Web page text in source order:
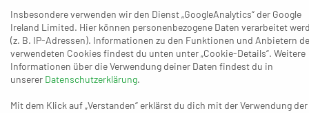
vor allem mit der erneut deutlich reduzierten Personalauswahl
zu tun hatte: „Trotzdem kämpfen wir aufopferungsvoll und
verlieren am Ende denkbar knapp beim Tabellendritten.
Sicherlich freue ich mich über die Steigerung im Vergleich zu
den letzten Spielen und die tolle Einstellung meiner Jungs.
Insbesondere verwenden wir den Dienst „GoogleAnalytics“ der Google
Ireland Limited. Hier können personenbezogene Daten verarbeitet
(z. B. IP-Adressen). Informationen zu den Funktionen und Anbietern
verwendeten Cookies findest du unten unter „Cookie-Details“. Weitere
Informationen über die Verwendung deiner Daten findest du in
unserer Datenschutzerklärung.
Mit dem Klick auf „Verstanden“ erklärst du dich mit der Verwendung der